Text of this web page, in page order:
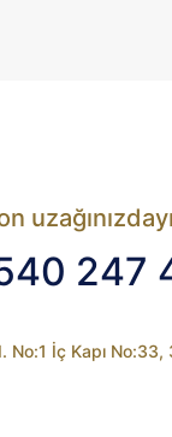
247
No:1 İç Kapı